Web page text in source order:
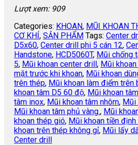
Lượt xem: 909
Categories: KHOAN, MŨI KHOAN
CƠ KHÍ, SẢN PHẨM Tags: Center
D5x60, Center drill phi 5 cán 12,
Handstone, HCD5060T, Mũi chống
5, Mũi khoan center drill, Mũi
mặt trước khi khoan, Mũi khoan
trên thép, Mũi khoan làm điểm trên
khoan tâm D5 60 độ, Mũi khoan
tâm inox, Mũi khoan tâm nhôm, Mũi
Mũi khoan tâm phủ vàng., Mũi
khoan thép gió, Mũi khoan tiền
khoan trên thép không gỉ, Mũi lấy
Center drill